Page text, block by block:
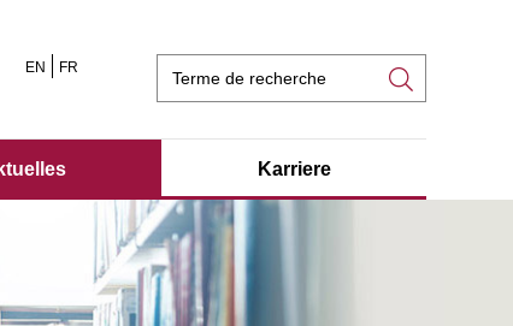
EN FR
Champ
recherche
Karriere